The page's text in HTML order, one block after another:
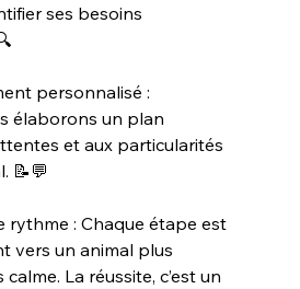
ses besoins
personnalisé :
élaborons un plan
et aux particularités
📝💬
rythme : Chaque étape est
vers un animal plus
La réussite, c’est un